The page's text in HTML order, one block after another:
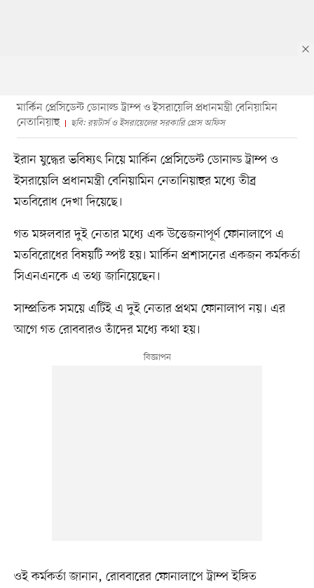
মার্কিন প্রেসিডেন্ট ডোনাল্ড ট্রাম্প ও ইসরায়েলি প্রধানমন্ত্রী বেনিয়ামিন
নেতানিয়াহু
ছবি: রয়টার্স ও ইসরায়েলের সরকারি প্রেস অফিস
ইরান যুদ্ধের ভবিষ্যৎ নিয়ে মার্কিন প্রেসিডেন্ট ডোনাল্ড ট্রাম্প ও
ইসরায়েলি প্রধানমন্ত্রী বেনিয়ামিন নেতানিয়াহুর মধ্যে তীব্র
মতবিরোধ দেখা দিয়েছে।
গত মঙ্গলবার দুই নেতার মধ্যে এক উত্তেজনাপূর্ণ ফোনালাপে এ
মতবিরোধের বিষয়টি স্পষ্ট হয়। মার্কিন প্রশাসনের একজন কর্মকর্তা
সিএনএনকে এ তথ্য জানিয়েছেন।
সাম্প্রতিক সময়ে এটিই এ দুই নেতার প্রথম ফোনালাপ নয়। এর
আগে গত রোববারও তাঁদের মধ্যে কথা হয়।
ওই কর্মকর্তা জানান, রোববারের ফোনালাপে ট্রাম্প ইঙ্গিত